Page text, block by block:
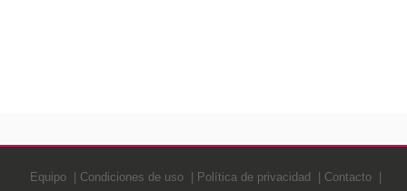
Equipo Condiciones de uso Política de privacidad Contacto